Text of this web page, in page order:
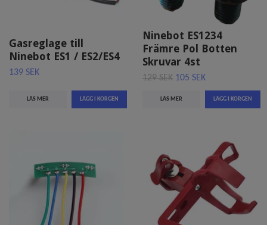
Gasreglage till
Ninebot ES1 / ES2/ES4
139 SEK
LÄS MER
Ninebot ES1234
Främre Pol Botten
Skruvar 4st
129 SEK 105 SEK
LÄS MER